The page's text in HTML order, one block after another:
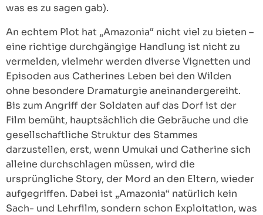
was es zu sagen gab).
An echtem Plot hat „Amazonia“ nicht viel zu bieten –
eine richtige durchgängige Handlung ist nicht zu
vermelden, vielmehr werden diverse Vignetten und
Episoden aus Catherines Leben bei den Wilden
ohne besondere Dramaturgie aneinandergereiht.
Bis zum Angriff der Soldaten auf das Dorf ist der
Film bemüht, hauptsächlich die Gebräuche und die
gesellschaftliche Struktur des Stammes
darzustellen, erst, wenn Umukai und Catherine sich
alleine durchschlagen müssen, wird die
ursprüngliche Story, der Mord an den Eltern, wieder
aufgegriffen. Dabei ist „Amazonia“ natürlich kein
Sach- und Lehrfilm, sondern schon Exploitation, was